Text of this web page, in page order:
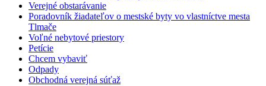
Verejné obstarávanie
Poradovník žiadateľov o mestské byty vo vlastníctve mesta
Tlmače
Voľné nebytové priestory
Petície
Chcem vybaviť
Odpady
Obchodná verejná súťaž